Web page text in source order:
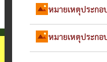
หมายเหตุประก
หมายเหตุประกอ